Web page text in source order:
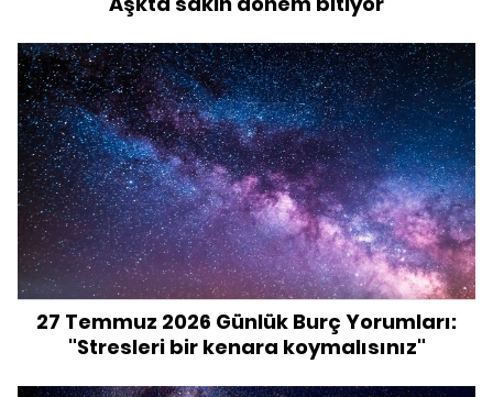
27 Temmuz 2026 Günlük Burç Yorumları:
"Stresleri bir kenara koymalısınız"